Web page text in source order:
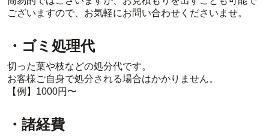
ございますので、お気軽にお問い合わせくださいませ。
・ゴミ処理代
切った葉や枝などの処分代です。
お客様ご自身で処分される場合はかかりません。
【例】1000円〜
・諸経費